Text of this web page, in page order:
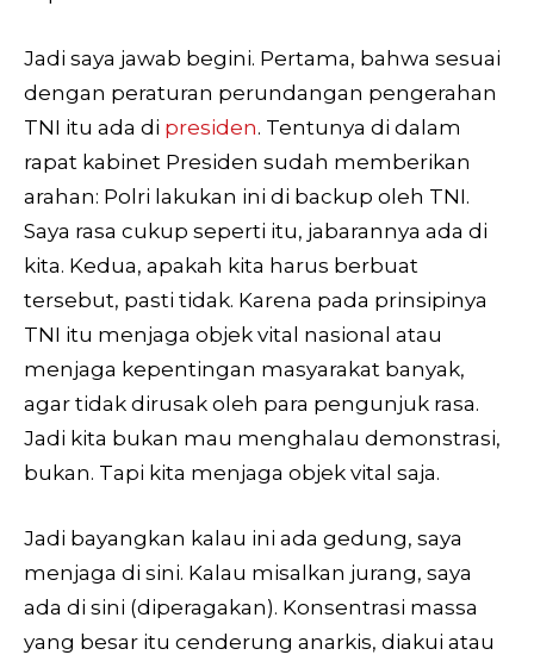
Jadi saya jawab begini. Pertama, bahwa sesuai
dengan peraturan perundangan pengerahan
TNI itu ada di presiden. Tentunya di dalam
rapat kabinet Presiden sudah memberikan
arahan: Polri lakukan ini di backup oleh TNI.
Saya rasa cukup seperti itu, jabarannya ada di
kita. Kedua, apakah kita harus berbuat
tersebut, pasti tidak. Karena pada prinsipinya
TNI itu menjaga objek vital nasional atau
menjaga kepentingan masyarakat banyak,
agar tidak dirusak oleh para pengunjuk rasa.
Jadi kita bukan mau menghalau demonstrasi,
bukan. Tapi kita menjaga objek vital saja.
Jadi bayangkan kalau ini ada gedung, saya
menjaga di sini. Kalau misalkan jurang, saya
ada di sini (diperagakan). Konsentrasi massa
yang besar itu cenderung anarkis, diakui atau